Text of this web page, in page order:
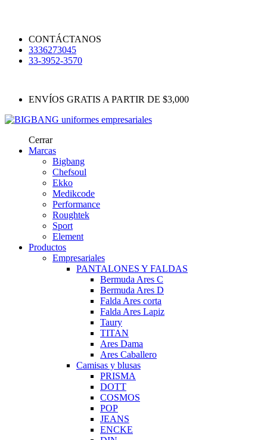
CONTÁCTANOS
3336273045
33-3952-3570
ENVÍOS GRATIS A PARTIR DE $3,000
Cerrar
Marcas
Bigbang
Chefsoul
Ekko
Medikcode
Performance
Roughtek
Sport
Element
Productos
Empresariales
PANTALONES Y FALDAS
Bermuda Ares C
Bermuda Ares D
Falda Ares corta
Falda Ares Lapiz
Taury
TITAN
Ares Dama
Ares Caballero
Camisas y blusas
PRISMA
DOTT
COSMOS
POP
JEANS
ENCKE